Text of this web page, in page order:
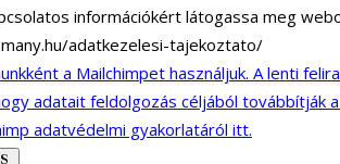
információkért látogassa meg
adatkezelesi-tajekoztato/
a Mailchimpet használjuk. A lenti
adatait feldolgozás céljából továbbítják
adatvédelmi gyakorlatáról itt.